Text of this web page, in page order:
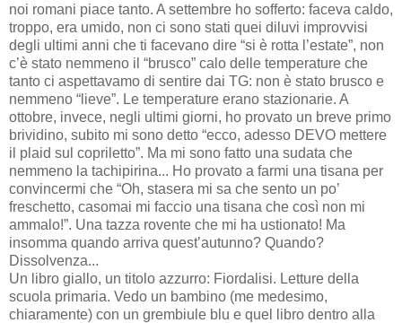
noi romani piace tanto. A settembre ho sofferto: faceva caldo,
troppo, era umido, non ci sono stati quei diluvi improvvisi
degli ultimi anni che ti facevano dire “si è rotta l’estate”, non
c’è stato nemmeno il “brusco” calo delle temperature che
tanto ci aspettavamo di sentire dai TG: non è stato brusco e
nemmeno “lieve”. Le temperature erano stazionarie. A
ottobre, invece, negli ultimi giorni, ho provato un breve primo
brividino, subito mi sono detto “ecco, adesso DEVO mettere
il plaid sul copriletto”. Ma mi sono fatto una sudata che
nemmeno la tachipirina... Ho provato a farmi una tisana per
convincermi che “Oh, stasera mi sa che sento un po’
freschetto, casomai mi faccio una tisana che così non mi
ammalo!”. Una tazza rovente che mi ha ustionato! Ma
insomma quando arriva quest’autunno? Quando?
Dissolvenza...
Un libro giallo, un titolo azzurro: Fiordalisi. Letture della
scuola primaria. Vedo un bambino (me medesimo,
chiaramente) con un grembiule blu e quel libro dentro alla